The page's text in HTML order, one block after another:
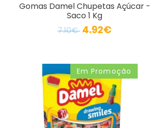
Gomas Damel Chupetas Açúcar -
Saco 1 Kg
7.10€ 4.92€
Em Promoção